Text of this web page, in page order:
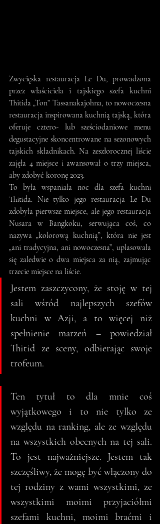
Zwycięska restauracja Le Du, prowadzona
przez właściciela i tajskiego szefa kuchni
Thitida „Ton” Tassanakajohna, to nowoczesna
restauracja inspirowana kuchnią tajską, która
oferuje cztero- lub sześciodaniowe menu
degustacyjne skoncentrowane na sezonowych
tajskich składnikach. Na zeszłorocznej liście
zajęła 4 miejsce i awansował o trzy miejsca,
aby zdobyć koronę 2023.
To była wspaniała noc dla szefa kuchni
Thitida. Nie tylko jego restauracja Le Du
zdobyła pierwsze miejsce, ale jego restauracja
Nusara w Bangkoku, serwująca coś, co
nazywa „kolorową kuchnią”, która nie jest
„ani tradycyjna, ani nowoczesna”, uplasowała
się zaledwie o dwa miejsca za nią, zajmując
trzecie miejsce na liście.
Jestem zaszczycony, że stoję w tej
sali wśród najlepszych szefów
kuchni w Azji, a to więcej niż
spełnienie marzeń – powiedział
Thitid ze sceny, odbierając swoje
trofeum.
Ten tytuł to dla mnie coś
wyjątkowego i to nie tylko ze
względu na ranking, ale ze względu
na wszystkich obecnych na tej sali.
To jest najważniejsze. Jestem tak
szczęśliwy, że mogę być włączony do
tej rodziny z wami wszystkimi, ze
wszystkimi moimi przyjaciółmi
szefami kuchni, moimi braćmi i